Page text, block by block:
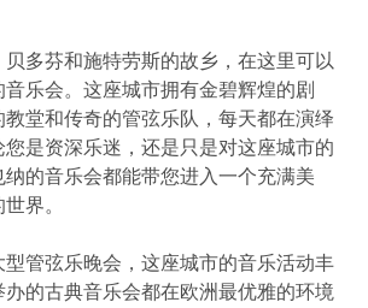
多芬和施特劳斯的故乡，在这里可以
乐会。这座城市拥有金碧辉煌的剧
堂和传奇的管弦乐队，每天都在演绎
是资深乐迷，还是只是对这座城市的
的音乐会都能带您进入一个充满美
界。
管弦乐晚会，这座城市的音乐活动丰
的古典音乐会都在欧洲最优雅的环境